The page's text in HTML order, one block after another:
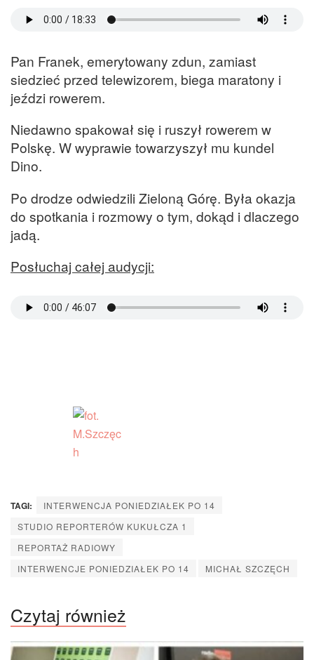
Pan Franek, emerytowany zdun, zamiast
siedzieć przed telewizorem, biega maratony i
jeździ rowerem.
Niedawno spakował się i ruszył rowerem w
Polskę. W wyprawie towarzyszył mu kundel
Dino.
Po drodze odwiedzili Zieloną Górę. Była okazja
do spotkania i rozmowy o tym, dokąd i dlaczego
jadą.
Posłuchaj całej audycji:
TAGI:
INTERWENCJA PONIEDZIAŁEK PO 14
STUDIO REPORTERÓW KUKUŁCZA 1
REPORTAŻ RADIOWY
INTERWENCJE PONIEDZIAŁEK PO 14
MICHAŁ SZCZĘCH
Czytaj również